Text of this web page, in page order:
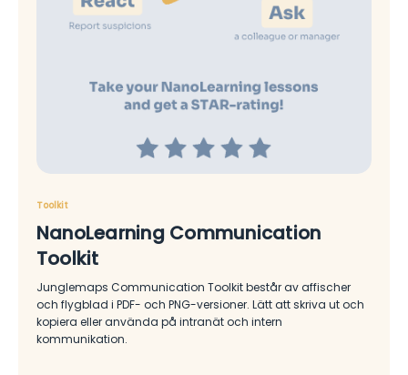
Toolkit
NanoLearning Communication
Toolkit
Junglemaps Communication Toolkit består av affischer
och flygblad i PDF- och PNG-versioner. Lätt att skriva ut och
kopiera eller använda på intranät och intern
kommunikation.